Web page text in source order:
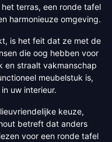
terras, een ronde tafel
harmonieuze omgeving.
is het feit dat ze met de
die oog hebben voor
en straalt vakmanschap
meubelstuk is,
uw interieur.
keuze,
betreft dat anders
voor een ronde tafel